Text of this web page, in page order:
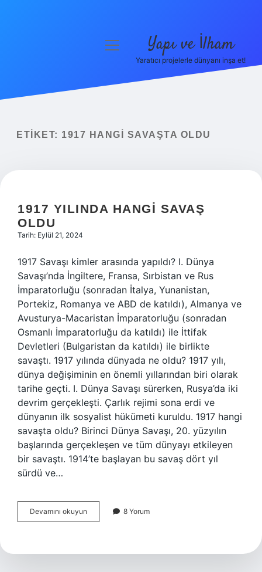
Yasal Uyarı
menüyü
Yapı ve İlham
Yaratıcı projelerle dünyanı inşa et!
ETIKET: 1917 HANGI SAVAŞTA OLDU
1917 YILINDA HANGI SAVAŞ
OLDU
Tarih: Eylül 21, 2024
1917 Savaşı kimler arasında yapıldı? I. Dünya
Savaşı’nda İngiltere, Fransa, Sırbistan ve Rus
İmparatorluğu (sonradan İtalya, Yunanistan,
Portekiz, Romanya ve ABD de katıldı), Almanya ve
Avusturya-Macaristan İmparatorluğu (sonradan
Osmanlı İmparatorluğu da katıldı) ile İttifak
Devletleri (Bulgaristan da katıldı) ile birlikte
savaştı. 1917 yılında dünyada ne oldu? 1917 yılı,
dünya değişiminin en önemli yıllarından biri olarak
tarihe geçti. I. Dünya Savaşı sürerken, Rusya’da iki
devrim gerçekleşti. Çarlık rejimi sona erdi ve
dünyanın ilk sosyalist hükümeti kuruldu. 1917 hangi
savaşta oldu? Birinci Dünya Savaşı, 20. yüzyılın
başlarında gerçekleşen ve tüm dünyayı etkileyen
bir savaştı. 1914’te başlayan bu savaş dört yıl
sürdü ve…
Devamını okuyun
Yılında
Oldu
8 Yorum